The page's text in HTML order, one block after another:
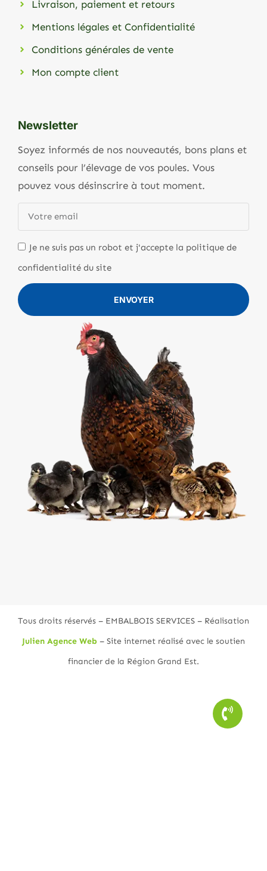
Livraison, paiement et retours
Mentions légales et Confidentialité
Conditions générales de vente
Mon compte client
Newsletter
Soyez informés de nos nouveautés, bons plans et
conseils pour l’élevage de vos poules. Vous
pouvez vous désinscrire à tout moment.
Je ne suis pas un robot et j'accepte la politique de
confidentialité du site
ENVOYER
Tous droits réservés – EMBALBOIS SERVICES – Réalisation
Julien Agence Web – Site internet réalisé avec le soutien
financier de la Région Grand Est.